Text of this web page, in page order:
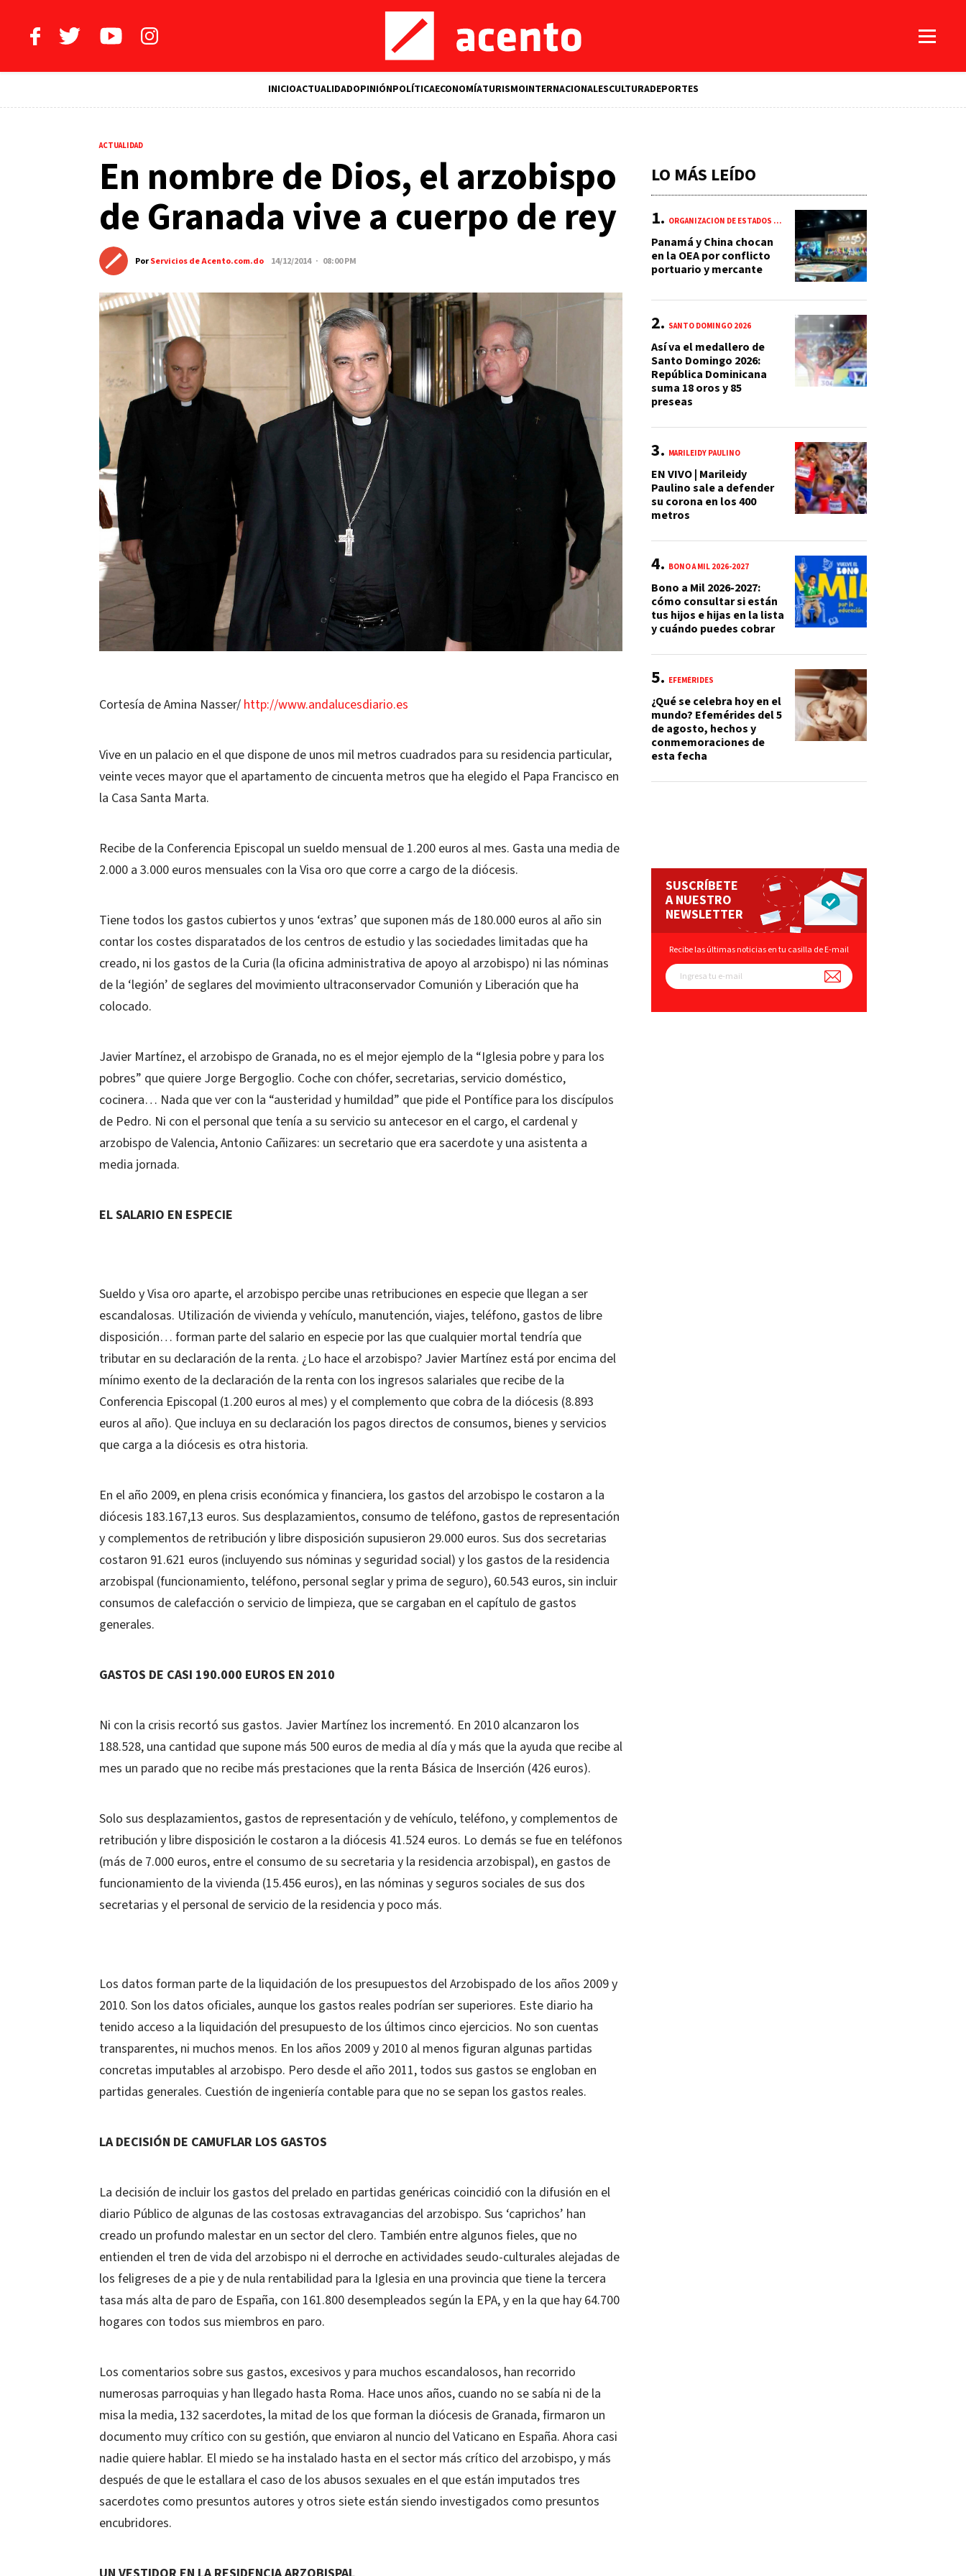
INICIOACTUALIDADOPINIÓNPOLÍTICAECONOMÍATURISMOINTERNACIONALESCULTURADEPORTES
ACTUALIDAD
En nombre de Dios, el arzobispo
de Granada vive a cuerpo de rey
PorServicios de Acento.com.do 14/12/2014 · 08:00 PM
Cortesía de Amina Nasser/ http://www.andalucesdiario.es
Vive en un palacio en el que dispone de unos mil metros cuadrados para su residencia particular,
veinte veces mayor que el apartamento de cincuenta metros que ha elegido el Papa Francisco en
la Casa Santa Marta.
Recibe de la Conferencia Episcopal un sueldo mensual de 1.200 euros al mes. Gasta una media de
2.000 a 3.000 euros mensuales con la Visa oro que corre a cargo de la diócesis.
Tiene todos los gastos cubiertos y unos ‘extras’ que suponen más de 180.000 euros al año sin
contar los costes disparatados de los centros de estudio y las sociedades limitadas que ha
creado, ni los gastos de la Curia (la oficina administrativa de apoyo al arzobispo) ni las nóminas
de la ‘legión’ de seglares del movimiento ultraconservador Comunión y Liberación que ha
colocado.
Javier Martínez, el arzobispo de Granada, no es el mejor ejemplo de la “Iglesia pobre y para los
pobres” que quiere Jorge Bergoglio. Coche con chófer, secretarias, servicio doméstico,
cocinera… Nada que ver con la “austeridad y humildad” que pide el Pontífice para los discípulos
de Pedro. Ni con el personal que tenía a su servicio su antecesor en el cargo, el cardenal y
arzobispo de Valencia, Antonio Cañizares: un secretario que era sacerdote y una asistenta a
media jornada.
EL SALARIO EN ESPECIE
Sueldo y Visa oro aparte, el arzobispo percibe unas retribuciones en especie que llegan a ser
escandalosas. Utilización de vivienda y vehículo, manutención, viajes, teléfono, gastos de libre
disposición… forman parte del salario en especie por las que cualquier mortal tendría que
tributar en su declaración de la renta. ¿Lo hace el arzobispo? Javier Martínez está por encima del
mínimo exento de la declaración de la renta con los ingresos salariales que recibe de la
Conferencia Episcopal (1.200 euros al mes) y el complemento que cobra de la diócesis (8.893
euros al año). Que incluya en su declaración los pagos directos de consumos, bienes y servicios
que carga a la diócesis es otra historia.
En el año 2009, en plena crisis económica y financiera, los gastos del arzobispo le costaron a la
diócesis 183.167,13 euros. Sus desplazamientos, consumo de teléfono, gastos de representación
y complementos de retribución y libre disposición supusieron 29.000 euros. Sus dos secretarias
costaron 91.621 euros (incluyendo sus nóminas y seguridad social) y los gastos de la residencia
arzobispal (funcionamiento, teléfono, personal seglar y prima de seguro), 60.543 euros, sin incluir
consumos de calefacción o servicio de limpieza, que se cargaban en el capítulo de gastos
generales.
GASTOS DE CASI 190.000 EUROS EN 2010
Ni con la crisis recortó sus gastos. Javier Martínez los incrementó. En 2010 alcanzaron los
188.528, una cantidad que supone más 500 euros de media al día y más que la ayuda que recibe al
mes un parado que no recibe más prestaciones que la renta Básica de Inserción (426 euros).
Solo sus desplazamientos, gastos de representación y de vehículo, teléfono, y complementos de
retribución y libre disposición le costaron a la diócesis 41.524 euros. Lo demás se fue en teléfonos
(más de 7.000 euros, entre el consumo de su secretaria y la residencia arzobispal), en gastos de
funcionamiento de la vivienda (15.456 euros), en las nóminas y seguros sociales de sus dos
secretarias y el personal de servicio de la residencia y poco más.
Los datos forman parte de la liquidación de los presupuestos del Arzobispado de los años 2009 y
2010. Son los datos oficiales, aunque los gastos reales podrían ser superiores. Este diario ha
tenido acceso a la liquidación del presupuesto de los últimos cinco ejercicios. No son cuentas
transparentes, ni muchos menos. En los años 2009 y 2010 al menos figuran algunas partidas
concretas imputables al arzobispo. Pero desde el año 2011, todos sus gastos se engloban en
partidas generales. Cuestión de ingeniería contable para que no se sepan los gastos reales.
LA DECISIÓN DE CAMUFLAR LOS GASTOS
La decisión de incluir los gastos del prelado en partidas genéricas coincidió con la difusión en el
diario Público de algunas de las costosas extravagancias del arzobispo. Sus ‘caprichos’ han
creado un profundo malestar en un sector del clero. También entre algunos fieles, que no
entienden el tren de vida del arzobispo ni el derroche en actividades seudo-culturales alejadas de
los feligreses de a pie y de nula rentabilidad para la Iglesia en una provincia que tiene la tercera
tasa más alta de paro de España, con 161.800 desempleados según la EPA, y en la que hay 64.700
hogares con todos sus miembros en paro.
Los comentarios sobre sus gastos, excesivos y para muchos escandalosos, han recorrido
numerosas parroquias y han llegado hasta Roma. Hace unos años, cuando no se sabía ni de la
misa la media, 132 sacerdotes, la mitad de los que forman la diócesis de Granada, firmaron un
documento muy crítico con su gestión, que enviaron al nuncio del Vaticano en España. Ahora casi
nadie quiere hablar. El miedo se ha instalado hasta en el sector más crítico del arzobispo, y más
después de que le estallara el caso de los abusos sexuales en el que están imputados tres
sacerdotes como presuntos autores y otros siete están siendo investigados como presuntos
encubridores.
LO MÁS LEÍDO
ORGANIZACIÓN DE ESTADOS AMERICANOS (OEA)
Panamá y China chocan
en la OEA por conflicto
portuario y mercante
SANTO DOMINGO 2026
Así va el medallero de
Santo Domingo 2026:
República Dominicana
suma 18 oros y 85
preseas
MARILEIDY PAULINO
EN VIVO | Marileidy
Paulino sale a defender
su corona en los 400
metros
BONO A MIL 2026-2027
Bono a Mil 2026-2027:
cómo consultar si están
tus hijos e hijas en la lista
y cuándo puedes cobrar
EFEMÉRIDES
¿Qué se celebra hoy en el
mundo? Efemérides del 5
de agosto, hechos y
conmemoraciones de
esta fecha
SUSCRÍBETE
A NUESTRO
NEWSLETTER
Recibe las últimas noticias en tu casilla de E-mail